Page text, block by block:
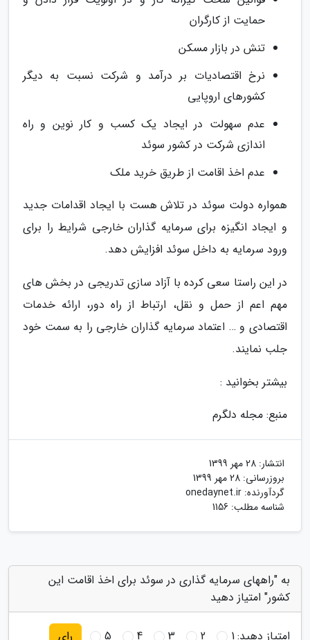
حمایت از کارگران
تنش در بازار مسکن
نرخ اقتصادیات بر درآمد و شرکت نسبت به دیگر
کشورهای اروپایی
عدم سهولت در ایجاد یک کسب و کار نوین و راه
اندازی شرکت در کشور سوئد
عدم اخذ اقامت از طریق خرید ملک
همواره دولت سوئد در تلاش هست با ایجاد اقدامات جدید
و ایجاد انگیزه برای سرمایه گذاران خارجی شرایط را برای
ورود سرمایه به داخل سوئد افزایش دهد.
در این راستا سعی کرده با آزاد سازی تدریجی در بخش های
مهم اعم از حمل و نقل، ارتباط از راه دور، ارائه خدمات
اقتصادی و … اعتماد سرمایه گذاران خارجی را به سمت خود
جلب نمایند.
بیشتر بخوانید :
منبع: مجله دلگرم
انتشار: 28 مهر 1399
بروزرسانی: 28 مهر 1399
گردآورنده: onedaynet.ir
شناسه مطلب: 1156
به "راههای سرمایه گذاری در سوئد برای اخذ اقامت این
کشور" امتیاز دهید
امتیاز دهید:1
2
3
4
5 رای